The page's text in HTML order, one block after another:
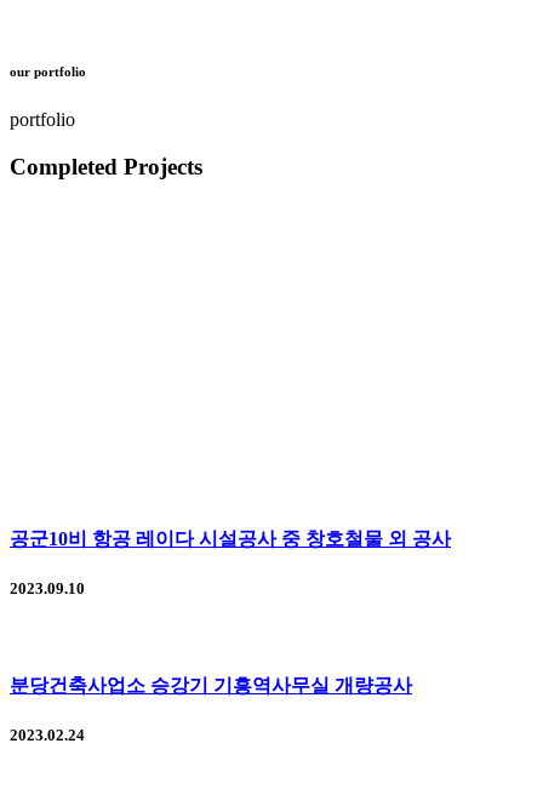
our portfolio
portfolio
Completed Projects
공군10비 항공 레이다 시설공사 중 창호철물 외 공사
2023.09.10
분당건축사업소 승강기 기흥역사무실 개량공사
2023.02.24